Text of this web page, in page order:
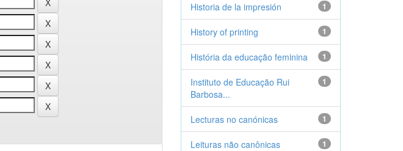
1
Historia de la impresión
1
History of printing
1
História da educação feminina
1
Instituto de Educação Rui
Barbosa...
1
Lecturas no canónicas
1
Leituras não canônicas